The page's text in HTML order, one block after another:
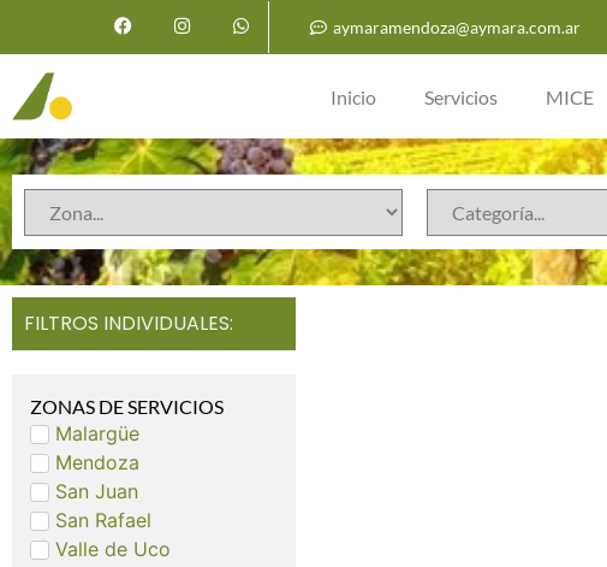
aymaramendoza@aymara.com.ar
Inicio Servicios MICE
FILTROS INDIVIDUALES:
ZONAS DE SERVICIOS
Malargüe
Mendoza
San Juan
San Rafael
Valle de Uco